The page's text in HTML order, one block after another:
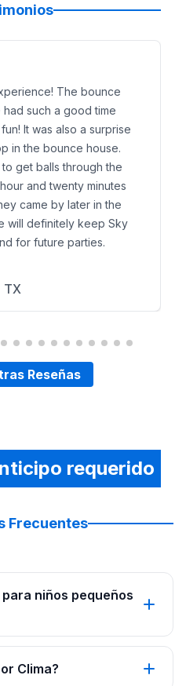
y después de cada evento
con solo 50% de depósito
en Tomball
en Tomball
Tomball
Áreas cercanas que
The bounce
such a good time
It was also a surprise
in the bounce house.
get balls through the
and twenty minutes
came by later in the
will definitely keep Sky
for future parties.
TX
Reseñas
requerido
Frecuentes
niños pequeños
Clima?